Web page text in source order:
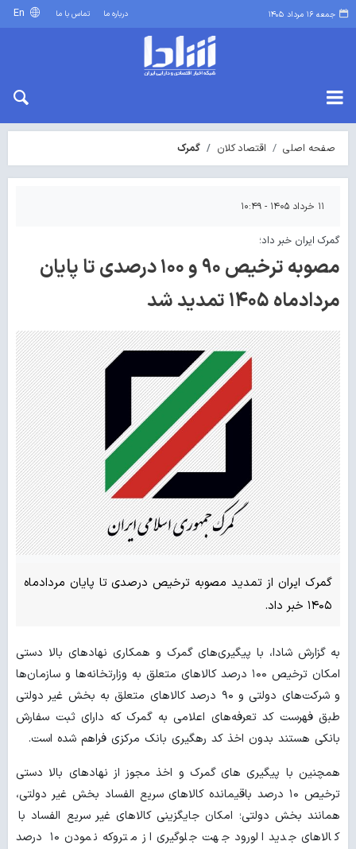
جمعه ۱۶ مرداد ۱۴۰۵ درباره ما تماس با ما
صفحه اصلی اقتصاد کلان گمرک
۱۱ خرداد ۱۴۰۵ - ۱۰:۴۹
گمرک ایران خبر داد؛
مصوبه ترخیص ۹۰ و ۱۰۰ درصدی تا پایان
مردادماه ۱۴۰۵ تمدید شد
گمرک ایران از تمدید مصوبه ترخیص درصدی تا پایان مردادماه
۱۴۰۵ خبر داد.
به گزارش شادا، با پیگیری‌های گمرک و همکاری نهادهای بالا دستی
امکان ترخیص ۱۰۰ درصد کالاهای متعلق به وزارتخانه‌ها و سازمان‌ها
و شرکت‌های دولتی و ۹۰ درصد کالاهای متعلق به بخش غیر دولتی
طبق فهرست کد تعرفه‌های اعلامی به گمرک که دارای ثبت سفارش
بانکی هستند بدون اخذ کد رهگیری بانک مرکزی فراهم شده است.
همچنین با پیگیری های گمرک و اخذ مجوز از نهادهای بالا دستی
ترخیص ۱۰ درصد باقیمانده کالاهای سریع الفساد بخش غیر دولتی،
همانند بخش دولتی؛ امکان جایگزینی کالاهای غیر سریع الفساد با
کالاهای جدید الورود جهت جلوگیری از متروکه نمودن ۱۰ درصد